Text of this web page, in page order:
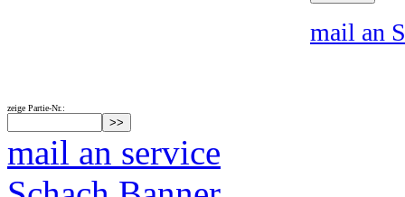
mail an
zeige Partie-Nr.:
mail an service